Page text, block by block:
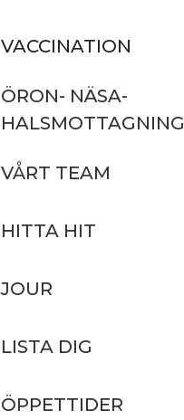
VACCINATION
ÖRON- NÄSA-
HALSMOTTAGNING
VÅRT TEAM
HITTA HIT
JOUR
LISTA DIG
ÖPPETTIDER